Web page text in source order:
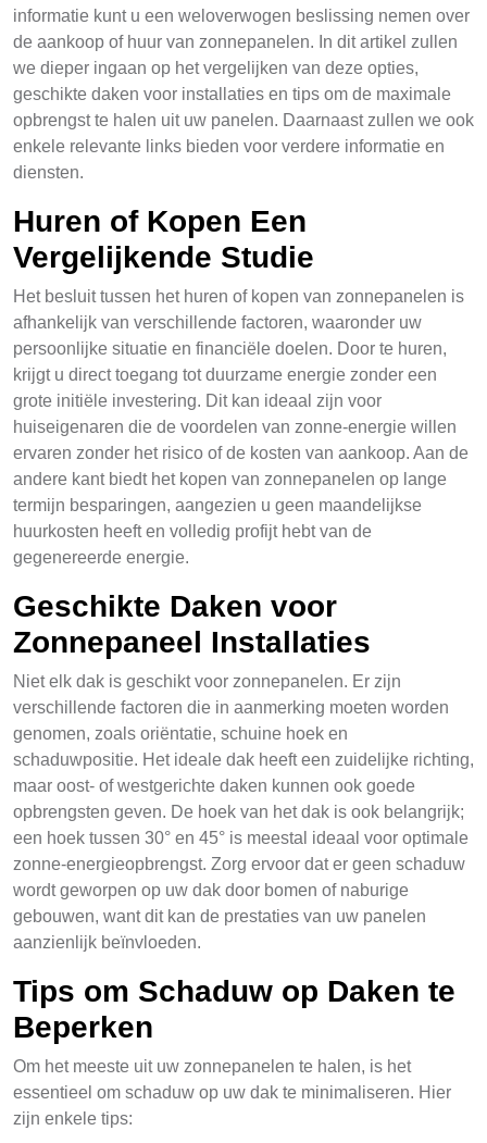
informatie kunt u een weloverwogen beslissing nemen over
de aankoop of huur van zonnepanelen. In dit artikel zullen
we dieper ingaan op het vergelijken van deze opties,
geschikte daken voor installaties en tips om de maximale
opbrengst te halen uit uw panelen. Daarnaast zullen we ook
enkele relevante links bieden voor verdere informatie en
diensten.
Huren of Kopen Een
Vergelijkende Studie
Het besluit tussen het huren of kopen van zonnepanelen is
afhankelijk van verschillende factoren, waaronder uw
persoonlijke situatie en financiële doelen. Door te huren,
krijgt u direct toegang tot duurzame energie zonder een
grote initiële investering. Dit kan ideaal zijn voor
huiseigenaren die de voordelen van zonne-energie willen
ervaren zonder het risico of de kosten van aankoop. Aan de
andere kant biedt het kopen van zonnepanelen op lange
termijn besparingen, aangezien u geen maandelijkse
huurkosten heeft en volledig profijt hebt van de
gegenereerde energie.
Geschikte Daken voor
Zonnepaneel Installaties
Niet elk dak is geschikt voor zonnepanelen. Er zijn
verschillende factoren die in aanmerking moeten worden
genomen, zoals oriëntatie, schuine hoek en
schaduwpositie. Het ideale dak heeft een zuidelijke richting,
maar oost- of westgerichte daken kunnen ook goede
opbrengsten geven. De hoek van het dak is ook belangrijk;
een hoek tussen 30° en 45° is meestal ideaal voor optimale
zonne-energieopbrengst. Zorg ervoor dat er geen schaduw
wordt geworpen op uw dak door bomen of naburige
gebouwen, want dit kan de prestaties van uw panelen
aanzienlijk beïnvloeden.
Tips om Schaduw op Daken te
Beperken
Om het meeste uit uw zonnepanelen te halen, is het
essentieel om schaduw op uw dak te minimaliseren. Hier
zijn enkele tips: